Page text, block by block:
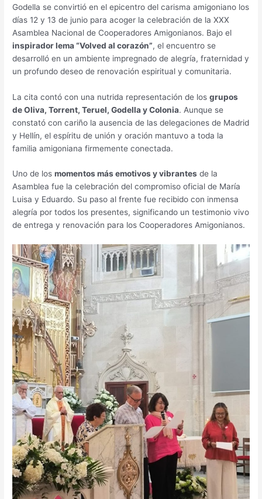
Godella se convirtió en el epicentro del carisma amigoniano los
días 12 y 13 de junio para acoger la celebración de la XXX
Asamblea Nacional de Cooperadores Amigonianos. Bajo el
inspirador lema “Volved al corazón”, el encuentro se
desarrolló en un ambiente impregnado de alegría, fraternidad y
un profundo deseo de renovación espiritual y comunitaria.
La cita contó con una nutrida representación de losgrupos
de Oliva, Torrent, Teruel, Godella y Colonia. Aunque se
constató con cariño la ausencia de las delegaciones de Madrid
y Hellín, el espíritu de unión y oración mantuvo a toda la
familia amigoniana firmemente conectada.
Uno de losmomentos más emotivos y vibrantes de la
Asamblea fue la celebración del compromiso oficial de María
Luisa y Eduardo. Su paso al frente fue recibido con inmensa
alegría por todos los presentes, significando un testimonio vivo
de entrega y renovación para los Cooperadores Amigonianos.